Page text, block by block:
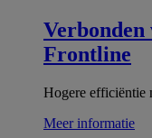
Frontline
Hogere efficiëntie
Meer informatie